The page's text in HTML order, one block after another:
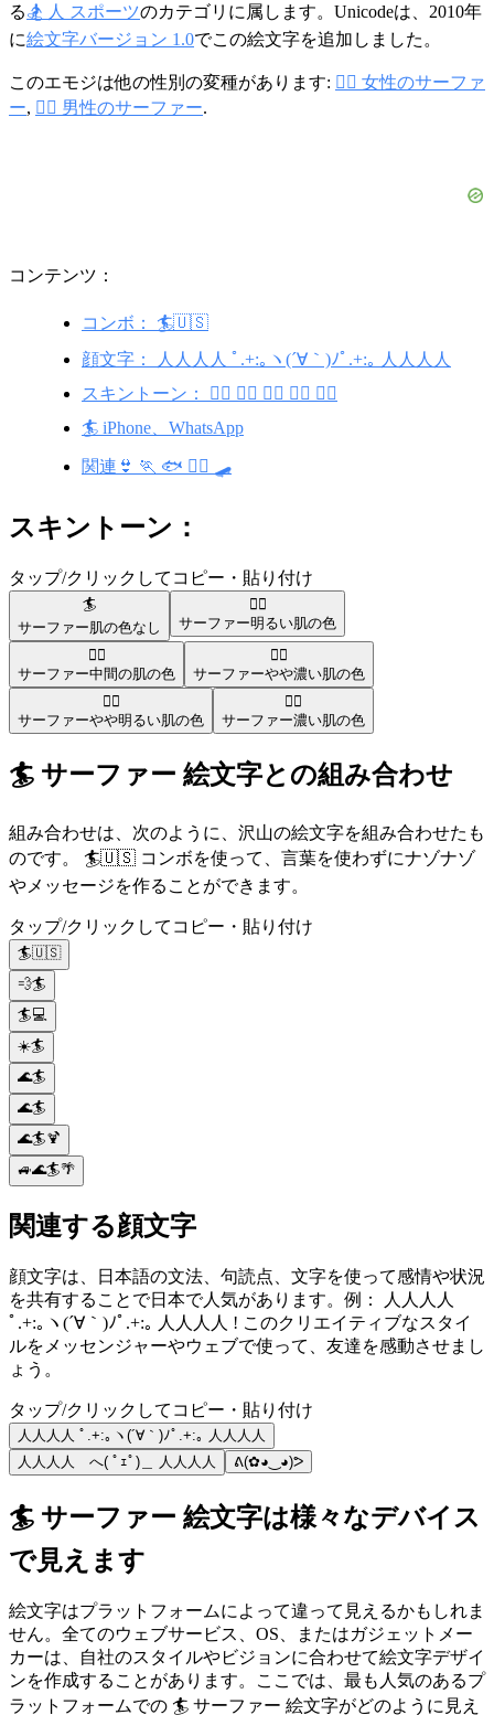
る🏂 人 スポーツのカテゴリに属します。Unicodeは、2010年
に絵文字バージョン 1.0でこの絵文字を追加しました。
このエモジは他の性別の変種があります: 🏄‍♀️ 女性のサーファ
ー, 🏄‍♂️ 男性のサーファー.
コンテンツ：
コンボ： 🏄🇺🇸
顔文字： 人人人人 ﾟ.+:｡ヽ(´∀｀)ﾉﾟ.+:｡ 人人人人
スキントーン： 🏄🏻 🏄🏽 🏄🏾 🏄🏼 🏄🏿
🏄 iPhone、WhatsApp
関連👙 🏃 🐟 🏄‍♀️ 🛹
スキントーン：
タップ/クリックしてコピー・貼り付け
🏄
サーファー肌の色なし
🏄🏻
サーファー明るい肌の色
🏄🏽
サーファー中間の肌の色
🏄🏾
サーファーやや濃い肌の色
🏄🏼
サーファーやや明るい肌の色
🏄🏿
サーファー濃い肌の色
🏄 サーファー 絵文字との組み合わせ
組み合わせは、次のように、沢山の絵文字を組み合わせたも
のです。 🏄🇺🇸 コンボを使って、言葉を使わずにナゾナゾ
やメッセージを作ることができます。
タップ/クリックしてコピー・貼り付け
🏄🇺🇸
💨🏄
🏄💻
☀️🏄
🌊🏄
🌊🏄
🌊🏄🍹
🚙🌊🏄🌴
関連する顔文字
顔文字は、日本語の文法、句読点、文字を使って感情や状況
を共有することで日本で人気があります。例： 人人人人
ﾟ.+:｡ヽ(´∀｀)ﾉﾟ.+:｡ 人人人人 ! このクリエイティブなスタイ
ルをメッセンジャーやウェブで使って、友達を感動させまし
ょう。
タップ/クリックしてコピー・貼り付け
人人人人 ﾟ.+:｡ヽ(´∀｀)ﾉﾟ.+:｡ 人人人人
人人人人 へ( ﾟｪﾟ)＿ 人人人人
ᕕ(✿◕‿◕)ᕗ
🏄 サーファー 絵文字は様々なデバイス
で見えます
絵文字はプラットフォームによって違って見えるかもしれま
せん。全てのウェブサービス、OS、またはガジェットメー
カーは、自社のスタイルやビジョンに合わせて絵文字デザイ
ンを作成することがあります。ここでは、最も人気のあるプ
ラットフォームでの 🏄 サーファー 絵文字がどのように見え